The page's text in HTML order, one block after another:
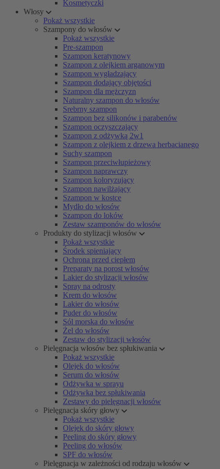
Kosmetyczki
Włosy
Pokaż wszystkie
Szampony do włosów
Pokaż wszystkie
Pre-szampon
Szampon keratynowy
Szampon z olejkiem arganowym
Szampon wygładzający
Szampon dodający objętości
Szampon dla mężczyzn
Naturalny szampon do włosów
Srebrny szampon
Szampon bez silikonów i parabenów
Szampon oczyszczający
Szampon z odżywką 2w1
Szampon z olejkiem z drzewa herbacianego
Suchy szampon
Szampon przeciwłupieżowy
Szampon naprawczy
Szampon koloryzujący
Szampon nawilżający
Szampon w kostce
Mydło do włosów
Szampon do loków
Zestaw szamponów do włosów
Produkty do stylizacji włosów
Pokaż wszystkie
Środek spieniający
Ochrona przed ciepłem
Preparaty na porost włosów
Lakier do stylizacji włosów
Spray na odrosty
Krem do włosów
Lakier do włosów
Puder do włosów
Sól morska do włosów
Żel do włosów
Zestaw do stylizacji włosów
Pielęgnacja włosów bez spłukiwania
Pokaż wszystkie
Olejek do włosów
Serum do włosów
Odżywka w sprayu
Odżywka bez spłukiwania
Zestawy do pielęgnacji włosów
Pielęgnacja skóry głowy
Pokaż wszystkie
Olejek do skóry głowy
Peeling do skóry głowy
Peeling do włosów
SPF do włosów
Pielęgnacja w zależności od rodzaju włosów